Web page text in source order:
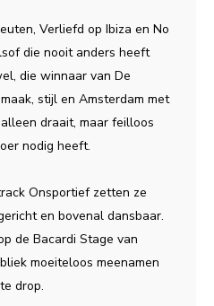
Verliefd op Ibiza en No
die nooit anders heeft
die winnaar van De
stijl en Amsterdam met
draait, maar feilloos
nodig heeft.
Onsportief zetten ze
en bovenal dansbaar.
de Bacardi Stage van
moeiteloos meenamen
drop.